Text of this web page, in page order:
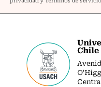
Chile